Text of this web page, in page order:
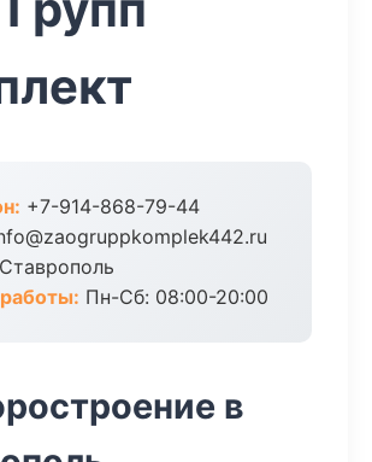
+7-914-868-79-44
Ставрополь
Пн-Сб: 08:00-20:00
в